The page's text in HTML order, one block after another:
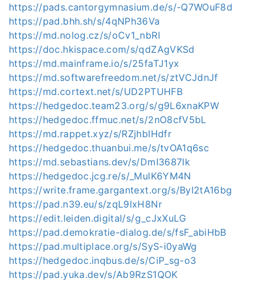
https://pads.cantorgymnasium.de/s/-Q7WOuF8d
https://pad.bhh.sh/s/4qNPh36Va
https://md.nolog.cz/s/oCv1_nbRl
https://doc.hkispace.com/s/qdZAgVKSd
https://md.mainframe.io/s/25faTJ1yx
https://md.softwarefreedom.net/s/ztVCJdnJf
https://md.cortext.net/s/UD2PTUHFB
https://hedgedoc.team23.org/s/g9L6xnaKPW
https://hedgedoc.ffmuc.net/s/2nO8cfV5bL
https://md.rappet.xyz/s/RZjhbIHdfr
https://hedgedoc.thuanbui.me/s/tvOA1q6sc
https://md.sebastians.dev/s/DmI3687Ik
https://hedgedoc.jcg.re/s/_MulK6YM4N
https://write.frame.gargantext.org/s/Byl2tA16bg
https://pad.n39.eu/s/zqL9lxH8Nr
https://edit.leiden.digital/s/g_cJxXuLG
https://pad.demokratie-dialog.de/s/fsF_abiHbB
https://pad.multiplace.org/s/SyS-i0yaWg
https://hedgedoc.inqbus.de/s/CiP_sg-o3
https://pad.yuka.dev/s/Ab9RzS1QOK